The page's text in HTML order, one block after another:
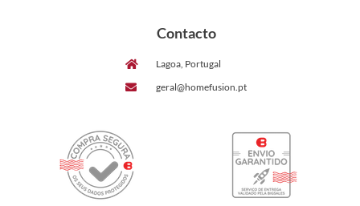
Contacto
Lagoa, Portugal
geral@homefusion.pt